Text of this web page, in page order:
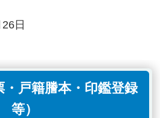
日
・戸籍謄本・印鑑登録
等）